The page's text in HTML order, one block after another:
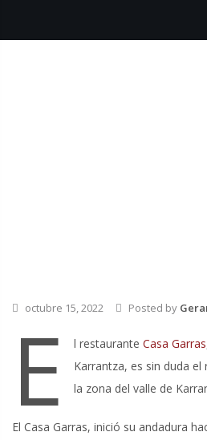
octubre 15, 2022 Posted by
E l restaurante Casa Garras
Karrantza, es sin duda
la zona del valle de
El Casa Garras, inició su andadura